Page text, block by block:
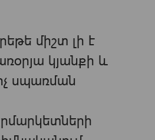
միշտ լի է
կյանքի և
սպառման